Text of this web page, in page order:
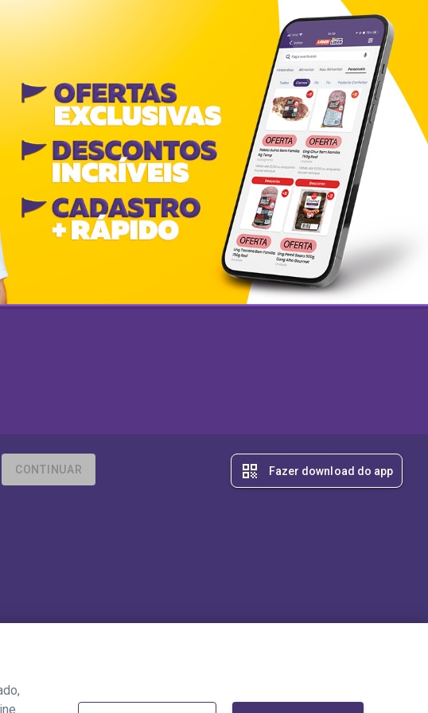
CONTINUAR qr_code Fazer download do app